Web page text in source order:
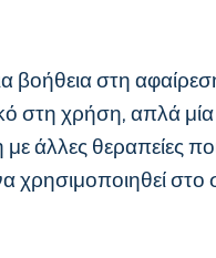
βοήθεια στη
στη χρήση, απλά μία
άλλες θεραπείες
χρησιμοποιηθεί στο